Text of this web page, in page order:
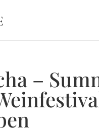
–